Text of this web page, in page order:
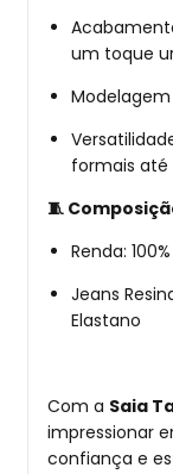
um toque
formais até
🧵
Renda:
Jeans
Elastano
Com a Saia
impressionar
confiança e